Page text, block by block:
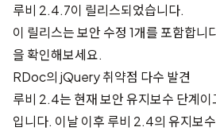
루비 2.4.7이 릴리스되었습니다.
이 릴리스는 보안 수정 1개를 포함합니
을 확인해보세요.
RDoc의 jQuery 취약점 다수 발견
루비 2.4는 현재 보안 유지보수 단계
입니다. 이날 이후 루비 2.4의 유지보